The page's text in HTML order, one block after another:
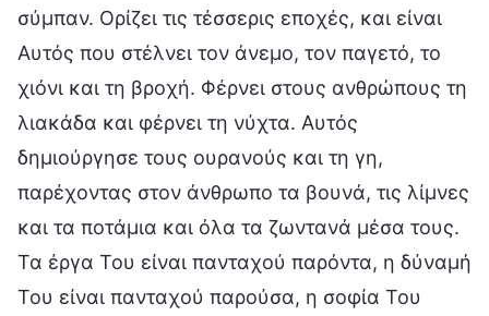
σύμπαν. Ορίζει τις τέσσερις εποχές, και είναι
Αυτός που στέλνει τον άνεμο, τον παγετό, το
χιόνι και τη βροχή. Φέρνει στους ανθρώπους τη
λιακάδα και φέρνει τη νύχτα. Αυτός
δημιούργησε τους ουρανούς και τη γη,
παρέχοντας στον άνθρωπο τα βουνά, τις λίμνες
και τα ποτάμια και όλα τα ζωντανά μέσα τους.
Τα έργα Του είναι πανταχού παρόντα, η δύναμή
Του είναι πανταχού παρούσα, η σοφία Του